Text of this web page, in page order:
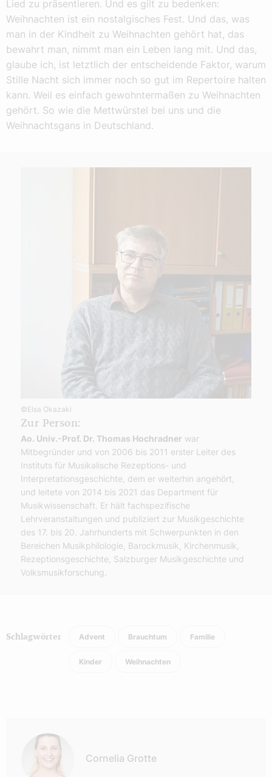
Lied zu präsentieren. Und es gilt zu bedenken:
Weihnachten ist ein nostalgisches Fest. Und das, was
man in der Kindheit zu Weihnachten gehört hat, das
bewahrt man, nimmt man ein Leben lang mit. Und das,
glaube ich, ist letztlich der entscheidende Faktor, warum
Stille Nacht sich immer noch so gut im Repertoire halten
kann. Weil es einfach gewohntermaßen zu Weihnachten
gehört. So wie die Mettwürstel bei uns und die
Weihnachtsgans in Deutschland.
©Elsa Okazaki
Zur Person:
Ao. Univ.-Prof. Dr. Thomas Hochradner war
Mitbegründer und von 2006 bis 2011 erster Leiter des
Instituts für Musikalische Rezeptions- und
Interpretationsgeschichte, dem er weiterhin angehört,
und leitete von 2014 bis 2021 das Department für
Musikwissenschaft. Er hält fachspezifische
Lehrveranstaltungen und publiziert zur Musikgeschichte
des 17. bis 20. Jahrhunderts mit Schwerpunkten in den
Bereichen Musikphilologie, Barockmusik, Kirchenmusik,
Rezeptionsgeschichte, Salzburger Musikgeschichte und
Volksmusikforschung.
Schlagwörter Advent Brauchtum Familie
Kinder Weihnachten
Cornelia Grotte